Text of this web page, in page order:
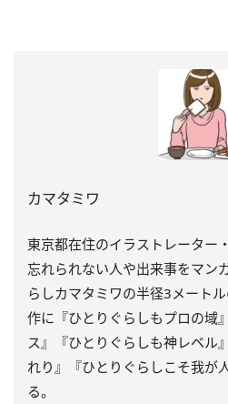
カマタミワ
東京都在住のイラストレーター
忘れられない人や出来事をマン
らしカマタミワの半径3メート
作に『ひとりぐらしもプロの域
ス』『ひとりぐらしも神レベル
れり』『ひとりぐらしこそ我が
る。